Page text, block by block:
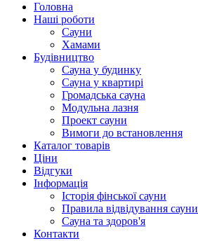
Головна
Наші роботи
Сауни
Хамами
Будівництво
Сауна у будинку
Сауна у квартирі
Громадська сауна
Модульна лазня
Проект сауни
Вимоги до встановлення
Каталог товарів
Ціни
Відгуки
Інформація
Історія фінської сауни
Правила відвідування сауни
Сауна та здоров'я
Контакти